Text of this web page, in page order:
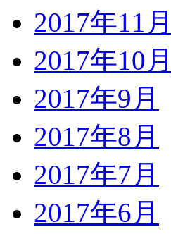
2017年11月
2017年10月
2017年9月
2017年8月
2017年7月
2017年6月